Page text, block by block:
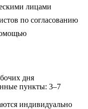
лицами
по согласованию
дня
пункты: 3–7
индивидуально